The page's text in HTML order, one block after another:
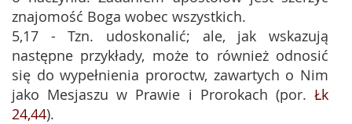
znajomość Boga wobec wszystkich.
5,17 - Tzn. udoskonalić; ale, jak wskazują
następne przykłady, może to również odnosić
się do wypełnienia proroctw, zawartych o Nim
jako Mesjaszu w Prawie i Prorokach (por. Łk
24,44).